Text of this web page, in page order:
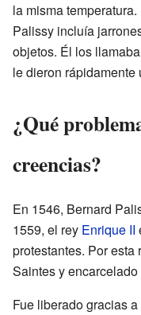
la misma
Palissy incluía
objetos. Él los
le dieron rápidamente
¿Qué
creencias?
En 1546, Bernard
1559, el rey Enrique II
protestantes. Por esta
Saintes y encarcelado
Fue liberado gracias